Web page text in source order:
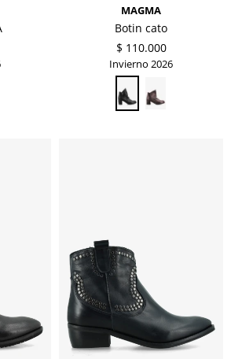
MAGMA
Botin cato
$ 110.000
Invierno 2026